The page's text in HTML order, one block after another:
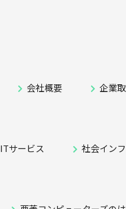
会社概要 企業
ITサービス 社会イン